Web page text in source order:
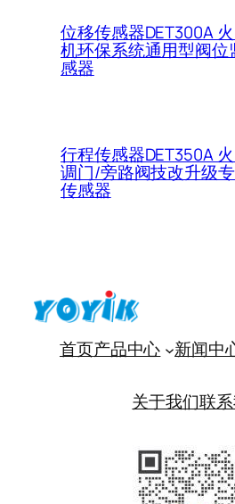
位移传感器DET300A
机环保系统通用型阀位
感器
行程传感器DET350A
调门/旁路阀技改升级
传感器
首页产品中心 新闻中
关于我们联